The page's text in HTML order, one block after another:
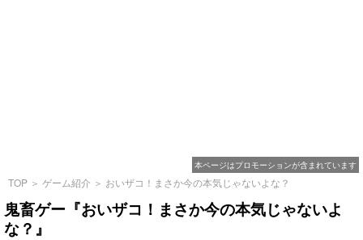
本ページはプロモーションが含まれています
TOP ＞ ゲーム紹介 ＞ おいザコ！まさか今の本気じゃないよな？
鬼畜ゲー『おいザコ！まさか今の本気じゃないよ
な？』